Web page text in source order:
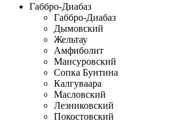
Габбро-Диабаз
Габбро-Диабаз
Дымовский
Жельтау
Амфиболит
Мансуровский
Сопка Бунтина
Калгуваара
Масловский
Лезниковский
Покостовский